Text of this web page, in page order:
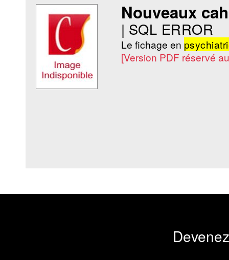
Nouveaux
| SQL ERROR
Le fichage en
[Version PDF réservé